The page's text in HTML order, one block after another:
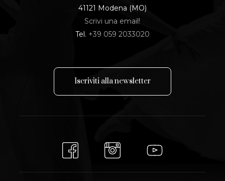
41121 Modena (MO)
Scrivi una email!
Tel. +39 059 2033020
Iscriviti allanewsletter